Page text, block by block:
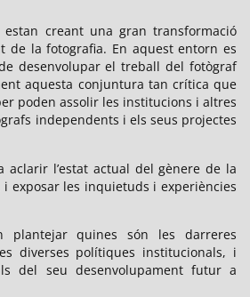
estan creant una gran transformació
de la fotografia. En aquest entorn es
desenvolupar el treball del fotògraf
aquesta conjuntura tan crítica que
poden assolir les institucions i altres
independents i els seus projectes
aclarir l’estat actual del gènere de la
exposar les inquietuds i experiències
plantejar quines són les darreres
diverses polítiques institucionals, i
del seu desenvolupament futur a